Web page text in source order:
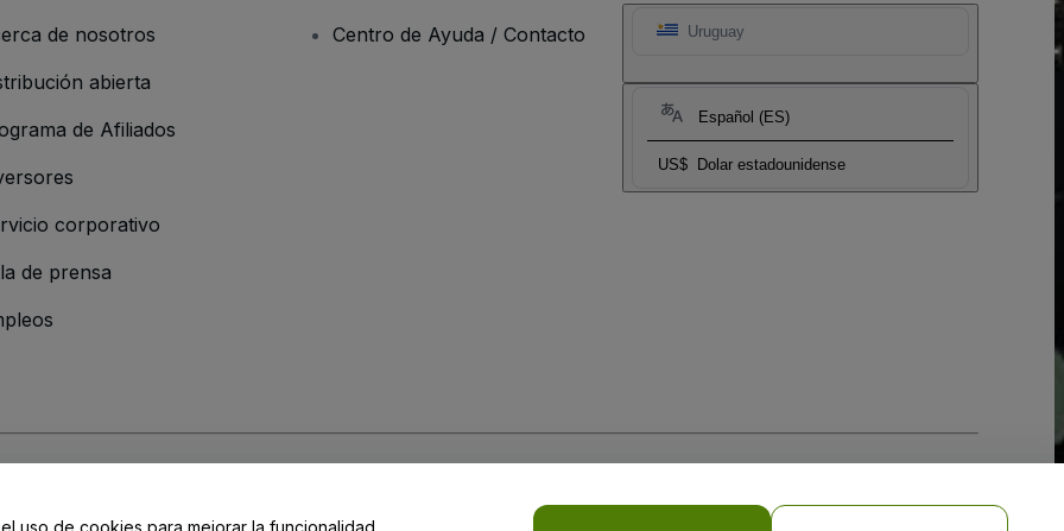
Uruguay
Español (ES)
US$ Dolar estadounidense
de nosotros
abierta
de Afiliados
corporativo
de prensa
Centro de Ayuda / Contacto
y de laPolítica de Privacidad para Móviles
uso de cookies para mejorar la funcionalidad